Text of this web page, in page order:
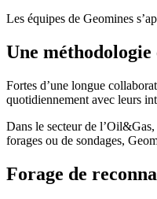
Les équipes de Geomines
Une méthodologie
Fortes d’une longue
quotidiennement avec leurs
Dans le secteur de
forages ou de sondages,
Forage de